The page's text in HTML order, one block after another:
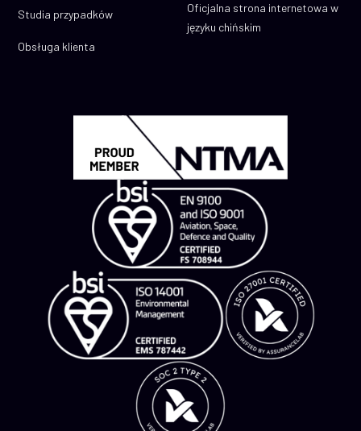
Studia przypadków
Obsługa klienta
Oficjalna strona internetowa w
języku chińskim